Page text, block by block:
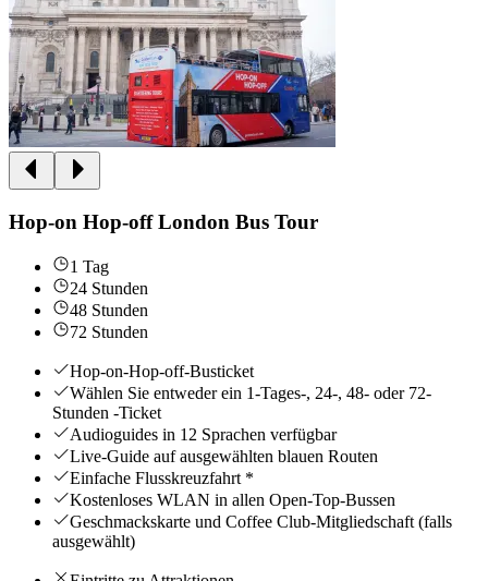
Hop-on Hop-off London Bus Tour
1 Tag
24 Stunden
48 Stunden
72 Stunden
Hop-on-Hop-off-Busticket
Wählen Sie entweder ein 1-Tages-, 24-, 48- oder 72-
Stunden -Ticket
Audioguides in 12 Sprachen verfügbar
Live-Guide auf ausgewählten blauen Routen
Einfache Flusskreuzfahrt *
Kostenloses WLAN in allen Open-Top-Bussen
Geschmackskarte und Coffee Club-Mitgliedschaft (falls
ausgewählt)